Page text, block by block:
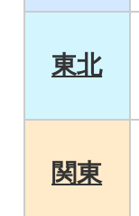
東北
関東